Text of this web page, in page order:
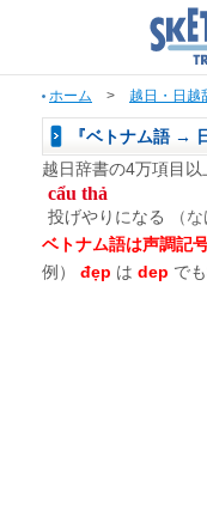
ホーム > 越日・日越
『ベトナム語 →
越日辞書の4万項目
cẩu thả
投げやりになる
（
ベトナム語は声調記
例）
đẹp は dep で